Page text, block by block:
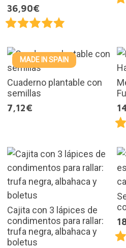
36,90€
MADE IN SPAIN
Cuaderno plantable con
semillas
7,12€
Full
Cajita con 3 lápices de
condimentos para rallar:
trufa negra, albahaca y
boletus